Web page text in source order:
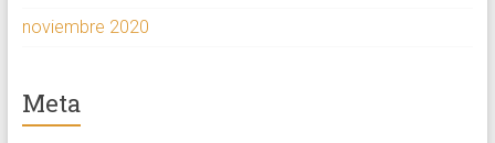
noviembre 2020
Meta